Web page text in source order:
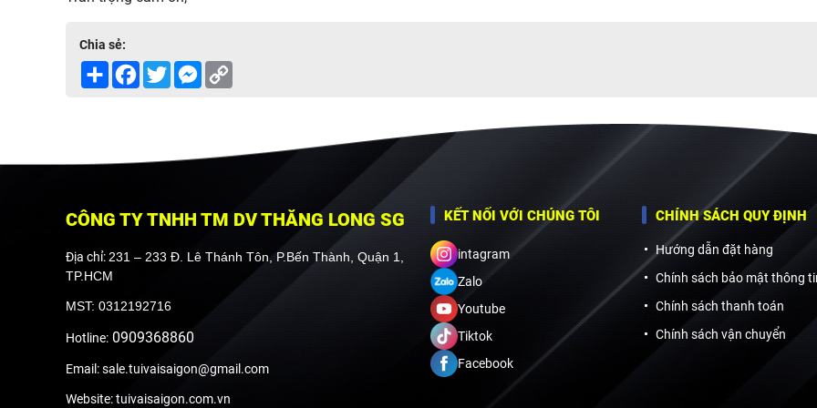
Chia sẻ:
Share Facebook
TwitterMessenger
CÔNG TY TNHH TM DV THĂNG LONG SG
Địa chỉ: 231 – 233 Đ. Lê Thánh Tôn, P.Bến Thành, Quận 1,
TP.HCM
MST: 0312192716
Hotline: 0909368860
Email: sale.tuivaisaigon@gmail.com
Website: tuivaisaigon.com.vn
KẾT NỐI VỚI CHÚNG TÔI
intagram
Zalo
Youtube
Tiktok
Facebook
CHÍNH SÁCH QUY ĐỊNH
Hướng dẫn đặt hàng
Chính sách bảo mật thông
Chính sách thanh toán
Chính sách vận chuyển